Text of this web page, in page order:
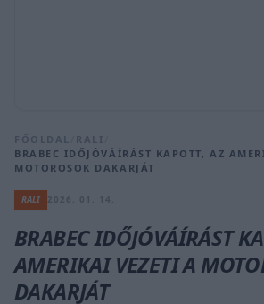
FŐOLDAL RALI
BRABEC IDŐJÓVÁÍRÁST KAPOTT, AZ
MOTOROSOK DAKARJÁT
RALI
BRABEC IDŐJÓVÁÍRÁST
AMERIKAI VEZETI A
DAKARJÁT